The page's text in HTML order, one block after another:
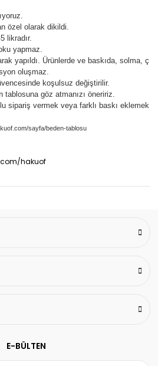
özel olarak dikildi.
likradır.
yapmaz.
yapıldı. Ürünlerde ve baskıda, solma, ç
oluşmaz.
koşulsuz değiştirilir.
göz atmanızı öneririz.
sipariş vermek veya farklı baskı eklemek
sayfa/beden-tablosu
hakuof
E-BÜLTEN